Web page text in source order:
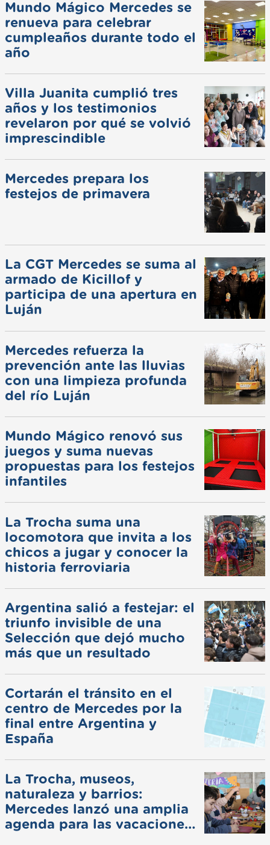
Mundo Mágico Mercedes se
renueva para celebrar
cumpleaños durante todo el
año
Villa Juanita cumplió tres
años y los testimonios
revelaron por qué se volvió
imprescindible
Mercedes prepara los
festejos de primavera
La CGT Mercedes se suma al
armado de Kicillof y
participa de una apertura en
Luján
Mercedes refuerza la
prevención ante las lluvias
con una limpieza profunda
del río Luján
Mundo Mágico renovó sus
juegos y suma nuevas
propuestas para los festejos
infantiles
La Trocha suma una
locomotora que invita a los
chicos a jugar y conocer la
historia ferroviaria
Argentina salió a festejar: el
triunfo invisible de una
Selección que dejó mucho
más que un resultado
Cortarán el tránsito en el
centro de Mercedes por la
final entre Argentina y
España
La Trocha, museos,
naturaleza y barrios:
Mercedes lanzó una amplia
agenda para las vacaciones